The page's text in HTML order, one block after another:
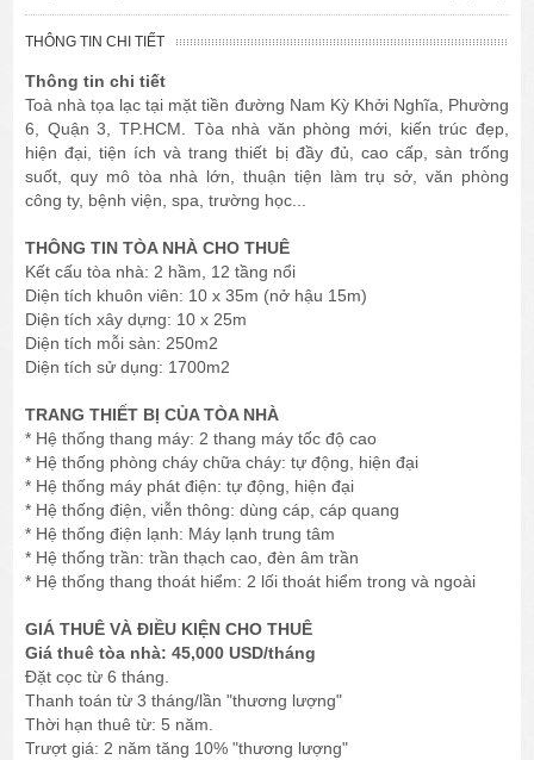
THÔNG TIN CHI TIẾT
Thông tin chi tiết
Toà nhà tọa lạc tại mặt tiền đường Nam Kỳ Khởi Nghĩa, Phường
6, Quận 3, TP.HCM. Tòa nhà văn phòng mới, kiến trúc đẹp,
hiện đại, tiện ích và trang thiết bị đầy đủ, cao cấp, sàn trống
suốt, quy mô tòa nhà lớn, thuận tiện làm trụ sở, văn phòng
công ty, bệnh viện, spa, trường học...
THÔNG TIN TÒA NHÀ CHO THUÊ
Kết cấu tòa nhà: 2 hầm, 12 tầng nổi
Diện tích khuôn viên: 10 x 35m (nở hậu 15m)
Diện tích xây dựng: 10 x 25m
Diện tích mỗi sàn: 250m2
Diện tích sử dụng: 1700m2
TRANG THIẾT BỊ CỦA TÒA NHÀ
* Hệ thống thang máy: 2 thang máy tốc độ cao
* Hệ thống phòng cháy chữa cháy: tự động, hiện đại
* Hệ thống máy phát điện: tự động, hiện đại
* Hệ thống điện, viễn thông: dùng cáp, cáp quang
* Hệ thống điện lạnh: Máy lạnh trung tâm
* Hệ thống trần: trần thạch cao, đèn âm trần
* Hệ thống thang thoát hiểm: 2 lối thoát hiểm trong và ngoài
GIÁ THUÊ VÀ ĐIỀU KIỆN CHO THUÊ
Giá thuê tòa nhà: 45,000 USD/tháng
Đặt cọc từ 6 tháng.
Thanh toán từ 3 tháng/lần "thương lượng"
Thời hạn thuê từ: 5 năm.
Trượt giá: 2 năm tăng 10% "thương lượng"